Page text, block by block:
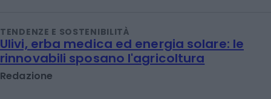
TENDENZE E SOSTENIBILITÀ
Ulivi, erba medica ed energia solare: le
rinnovabili sposano l'agricoltura
Redazione